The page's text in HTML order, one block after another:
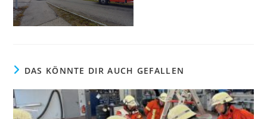
DAS KÖNNTE DIR AUCH GEFALLEN